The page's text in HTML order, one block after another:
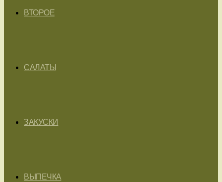
ВТОРОЕ
САЛАТЫ
ЗАКУСКИ
ВЫПЕЧКА